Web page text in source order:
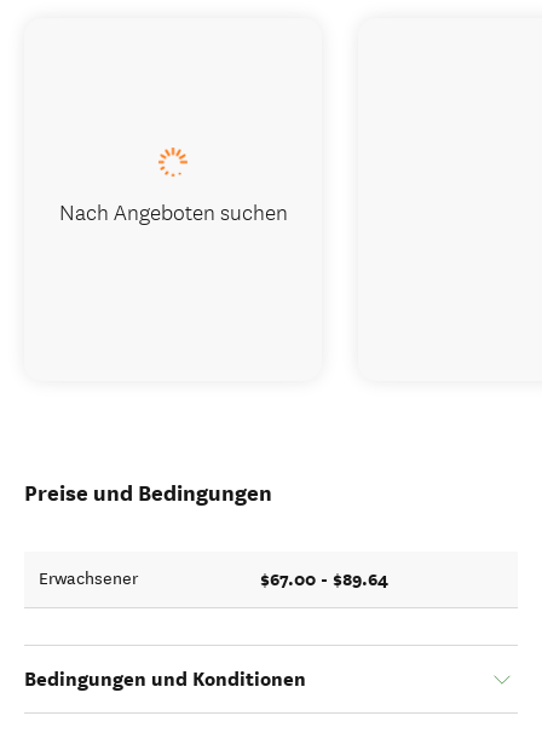
Preise und Bedingungen
Erwachsener $67.00 - $89.64
Bedingungen und Konditionen
Nach Angeboten suchen